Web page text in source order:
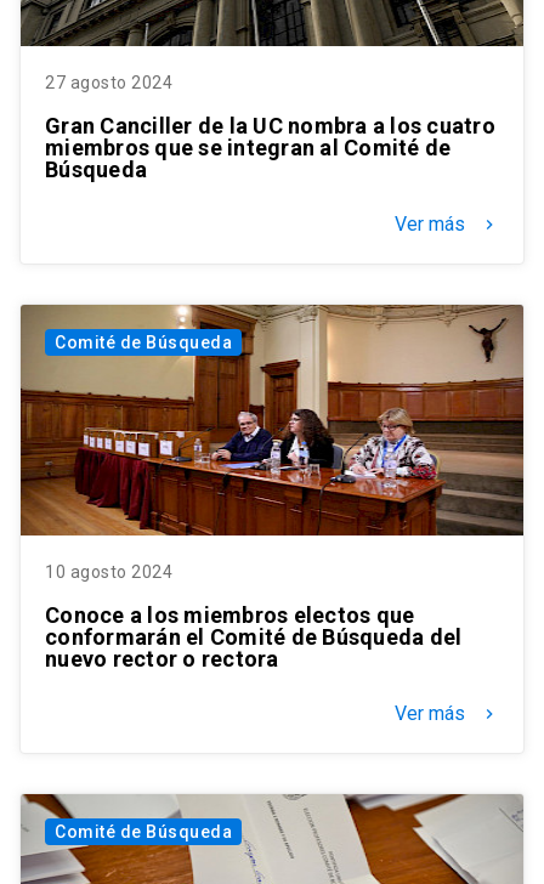
27 agosto 2024
Gran Canciller de la UC nombra a los cuatro
miembros que se integran al Comité de
Búsqueda
Ver más keyboard_arrow_right
Comité de Búsqueda
10 agosto 2024
Conoce a los miembros electos que
conformarán el Comité de Búsqueda del
nuevo rector o rectora
Ver más keyboard_arrow_right
Comité de Búsqueda